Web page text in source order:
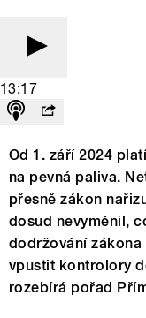
13:17
Od 1. září 2024
na pevná paliva.
přesně zákon
dosud nevyměnil,
dodržování
vpustit kontrolory
rozebírá pořad